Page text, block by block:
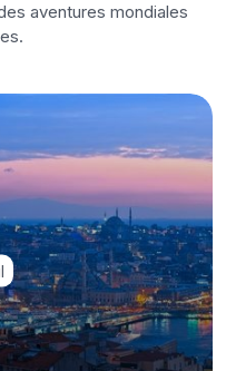
aventures mondiales